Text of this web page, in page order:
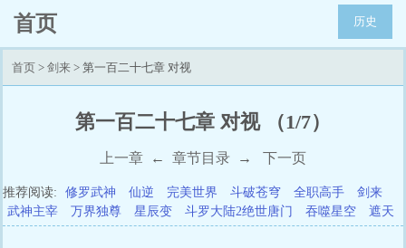
首页 历史
首页 > 剑来 > 第一百二十七章 对视
第一百二十七章 对视 （1/7）
上一章 ← 章节目录 → 下一页
推荐阅读: 修罗武神 仙逆 完美世界 斗破苍穹 全职高手
剑来
武神主宰
万界独尊 星辰变 斗罗大陆2绝世唐门 吞噬星空 遮天